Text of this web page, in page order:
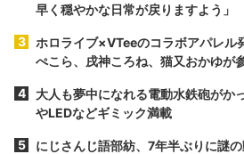
早く穏やかな日常が戻りますよう」
ホロライブ×VTeeのコラボアパレ
ぺこら、戌神ころね、猫又おかゆが
大人も夢中になれる電動水鉄砲がか
やLEDなどギミック満載
にじさんじ語部紡、7年半ぶりに謎